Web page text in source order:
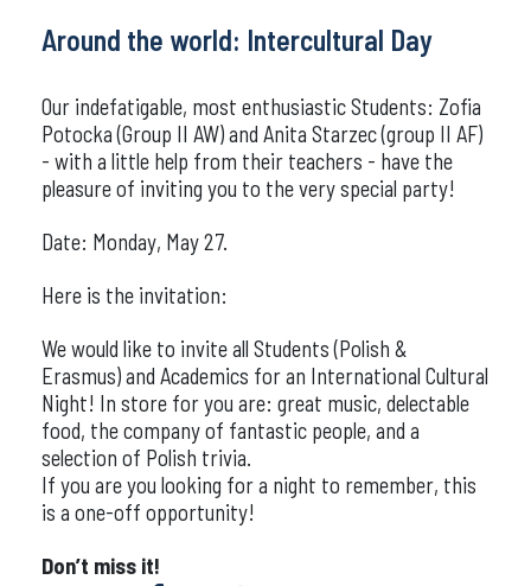
Around the world: Intercultural Day
Our indefatigable, most enthusiastic Students: Zofia
Potocka (Group II AW) and Anita Starzec (group II AF)
- with a little help from their teachers - have the
pleasure of inviting you to the very special party!
Date: Monday, May 27.
Here is the invitation:
We would like to invite all Students (Polish &
Erasmus) and Academics for an International Cultural
Night! In store for you are: great music, delectable
food, the company of fantastic people, and a
selection of Polish trivia.
If you are you looking for a night to remember, this
is a one-off opportunity!
Don’t miss it!